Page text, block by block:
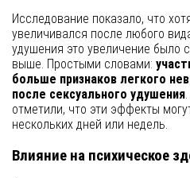
Исследование показало, что
увеличивался после любого
удушения это увеличение было
выше. Простыми словами:
больше признаков легкого
после сексуального удушения
отметили, что эти эффекты
нескольких дней или недель.
Влияние на психическое